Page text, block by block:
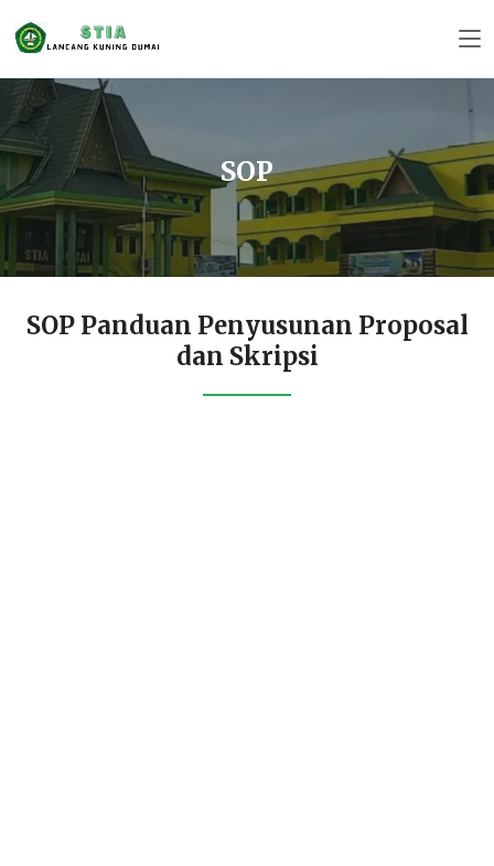
SOP
SOP Panduan Penyusunan Proposal
dan Skripsi